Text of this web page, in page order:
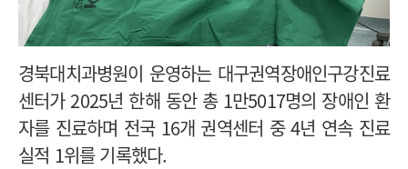
경북대치과병원이 운영하는 대구권역장애인구강진료
센터가 2025년 한해 동안 총 1만5017명의 장애인 환
자를 진료하며 전국 16개 권역센터 중 4년 연속 진료
실적 1위를 기록했다.